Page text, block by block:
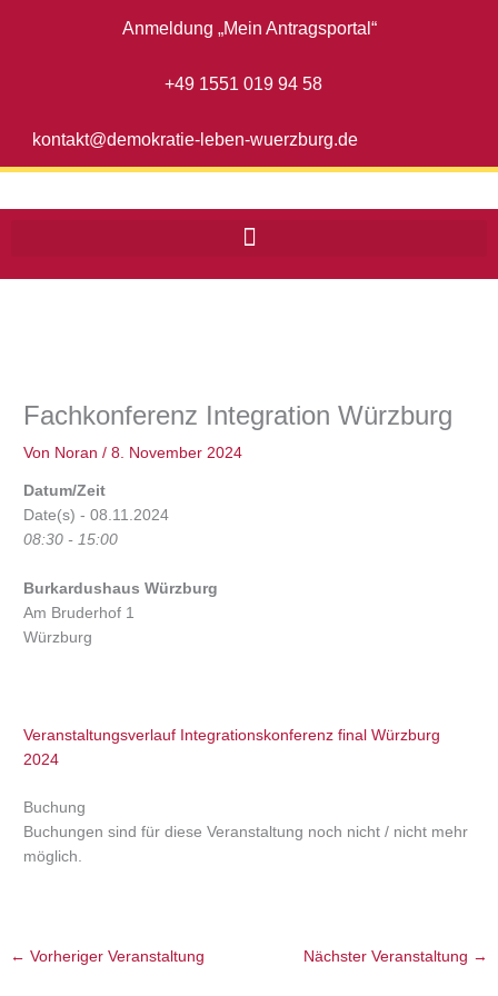
kontakt@demokratie-leben-wuerzburg.de
+49 1551 019 94 58
Anmeldung „Mein Antragsportal“
Fachkonferenz Integration Würzburg
Von Noran/8. November 2024
Datum/Zeit
Date(s) - 08.11.2024
08:30 - 15:00
Burkardushaus Würzburg
Am Bruderhof 1
Würzburg
Veranstaltungsverlauf Integrationskonferenz final Würzburg
2024
Buchung
Buchungen sind für diese Veranstaltung noch nicht / nicht mehr
möglich.
← Vorheriger Veranstaltung Nächster Veranstaltung →